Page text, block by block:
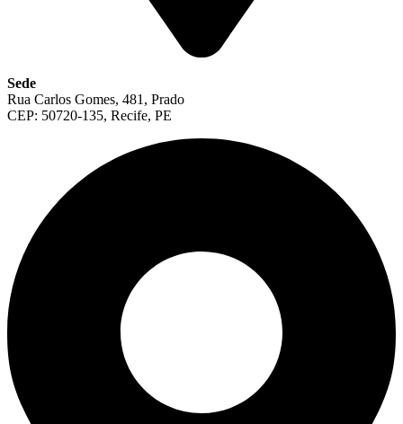
Sede
Rua Carlos Gomes, 481, Prado
CEP: 50720-135, Recife, PE